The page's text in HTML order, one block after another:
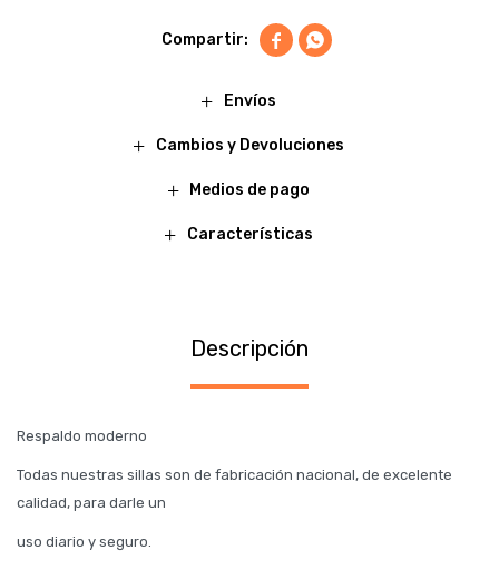
 
Envíos
Cambios y Devoluciones
Medios de pago
Características
Descripción
Respaldo moderno
Todas nuestras sillas son de fabricación nacional, de excelente
calidad, para darle un
uso diario y seguro.